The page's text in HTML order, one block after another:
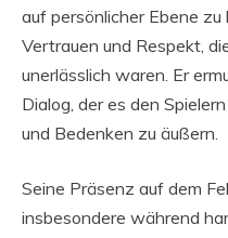
auf persönlicher Ebene
Vertrauen und Respekt,
unerlässlich waren. Er
Dialog, der es den
und Bedenken zu äußern.
Seine Präsenz auf dem
insbesondere während